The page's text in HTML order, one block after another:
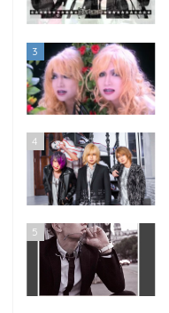
3
4
5